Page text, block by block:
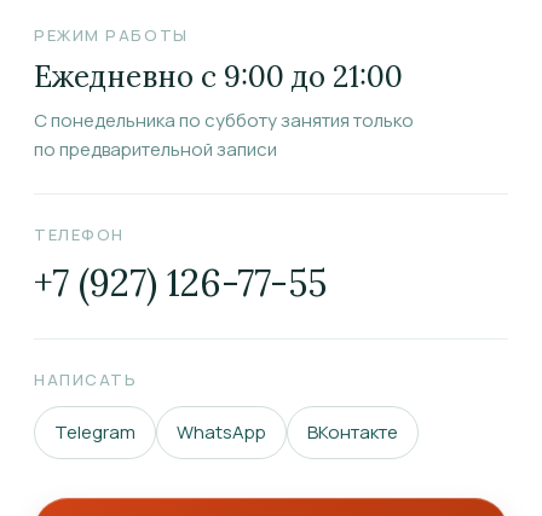
РЕЖИМ РАБОТЫ
Ежедневно с 9:00 до 21:00
С понедельника по субботу занятия только
по предварительной записи
ТЕЛЕФОН
+7 (927) 126-77-55
НАПИСАТЬ
Telegram WhatsApp ВКонтакте